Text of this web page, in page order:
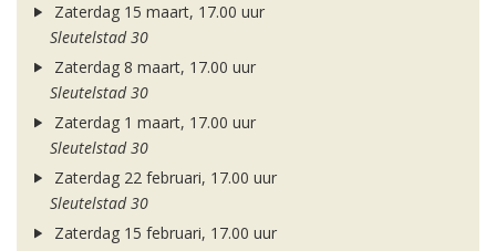
Zaterdag 15 maart, 17.00 uur
Sleutelstad 30
Zaterdag 8 maart, 17.00 uur
Sleutelstad 30
Zaterdag 1 maart, 17.00 uur
Sleutelstad 30
Zaterdag 22 februari, 17.00 uur
Sleutelstad 30
Zaterdag 15 februari, 17.00 uur